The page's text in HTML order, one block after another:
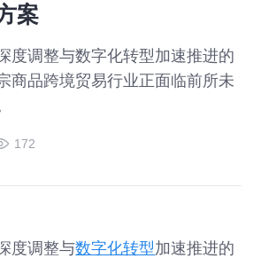
案
度调整与数字化转型加速推进的
商品跨境贸易行业正面临前所未
172
度调整与数字化转型加速推进的